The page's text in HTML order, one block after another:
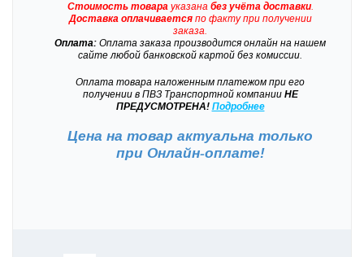
Стоимость товарауказана без учёта доставки.
Доставкаоплачиваетсяпо факту при получении
заказа.
Оплата: Оплата заказа производится онлайн на нашем
сайте любой банковской картой без комиссии.
Оплата товара наложенным платежом при его
получении в ПВЗ Транспортной компанииНЕ
ПРЕДУСМОТРЕНА! Подробнее
Цена на товар актуальна только
при Онлайн-оплате!